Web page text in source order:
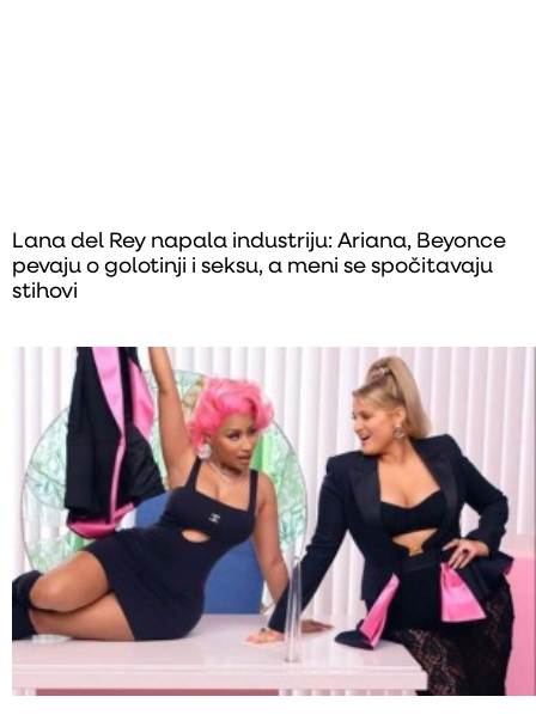
Lana del Rey napala industriju: Ariana, Beyonce
pevaju o golotinji i seksu, a meni se spočitavaju
stihovi